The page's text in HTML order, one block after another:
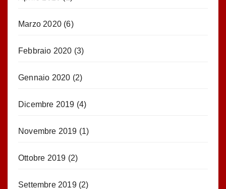
Marzo 2020 (6)
Febbraio 2020 (3)
Gennaio 2020 (2)
Dicembre 2019 (4)
Novembre 2019 (1)
Ottobre 2019 (2)
Settembre 2019(2)